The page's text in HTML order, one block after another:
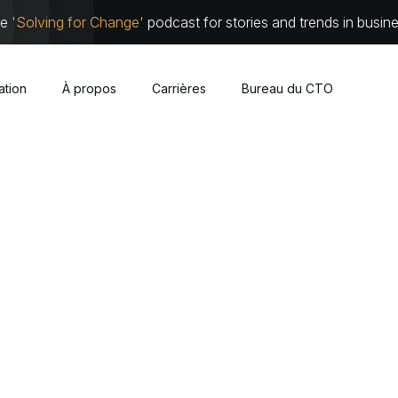
'Solving for Change' podcast for stories and trends in
À propos Carrières Bureau du CTO